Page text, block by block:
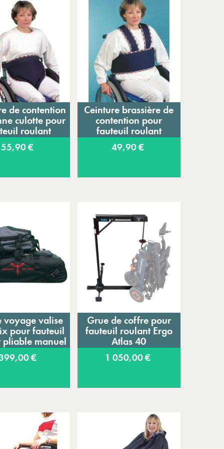
au panier
de contention
culotte pour
roulant
Arpégia
55,90 €
Ajouter au panier
Ceinture brassière de
contention pour
fauteuil roulant
Arpégia
49,90 €
au panier
voyage valise
pour fauteuil
pliable manuel
€
Ajouter au panier
Grue de coffre pour
fauteuil roulant Ergo
Atlas 40
1 050,00 €